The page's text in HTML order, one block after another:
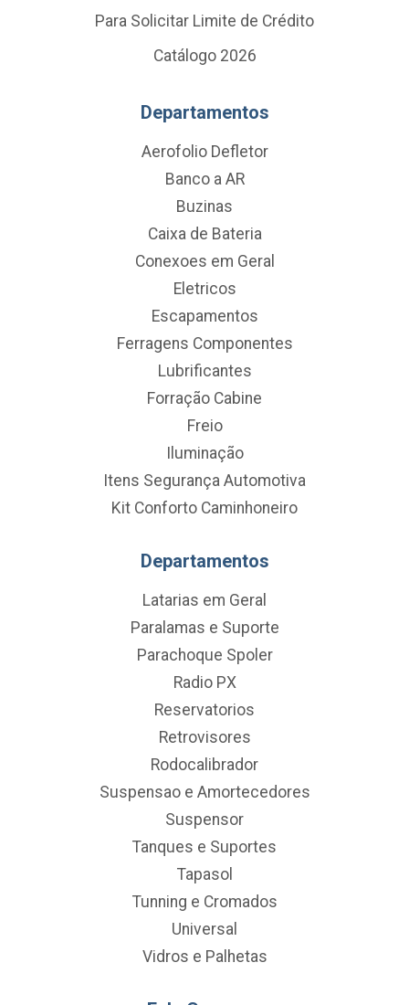
Para Solicitar Limite de Crédito
Catálogo 2026
Departamentos
Aerofolio Defletor
Banco a AR
Buzinas
Caixa de Bateria
Conexoes em Geral
Eletricos
Escapamentos
Ferragens Componentes
Lubrificantes
Forração Cabine
Freio
Iluminação
Itens Segurança Automotiva
Kit Conforto Caminhoneiro
Departamentos
Latarias em Geral
Paralamas e Suporte
Parachoque Spoler
Radio PX
Reservatorios
Retrovisores
Rodocalibrador
Suspensao e Amortecedores
Suspensor
Tanques e Suportes
Tapasol
Tunning e Cromados
Universal
Vidros e Palhetas